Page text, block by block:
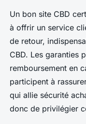
Un bon site CBD
à offrir un service
de retour,
CBD. Les garanties
remboursement en
participent à
qui allie sécurité
donc de privilégier